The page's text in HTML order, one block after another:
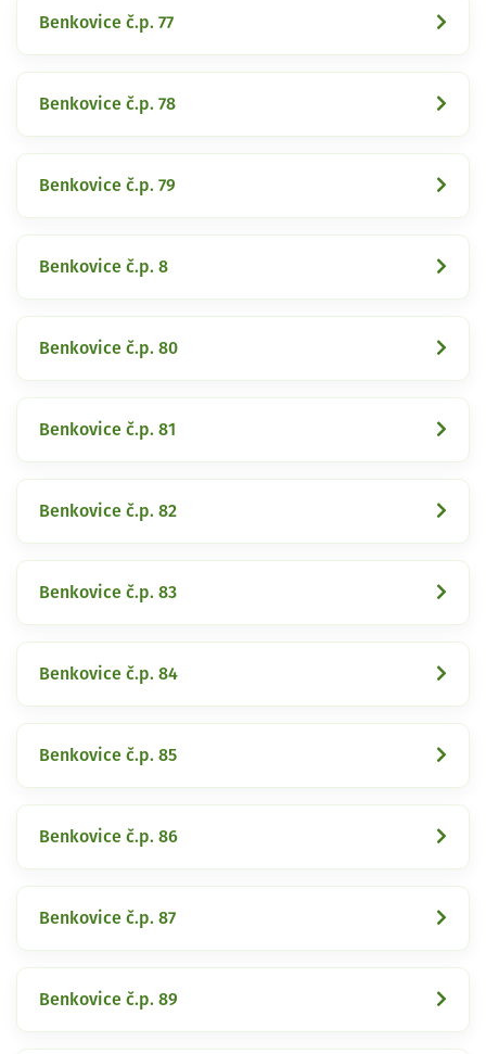
Benkovice č.p. 77
Benkovice č.p. 78
Benkovice č.p. 79
Benkovice č.p. 8
Benkovice č.p. 80
Benkovice č.p. 81
Benkovice č.p. 82
Benkovice č.p. 83
Benkovice č.p. 84
Benkovice č.p. 85
Benkovice č.p. 86
Benkovice č.p. 87
Benkovice č.p. 89